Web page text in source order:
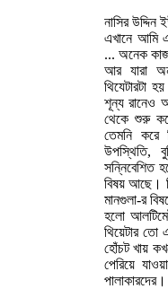
নাসির
এখানে আমি
... অনেক
আর যারা
থিযেটারটা
শূন্য রানেও
থেকে শুরু
তেমনি করে
উপস্থিতি,
সন্নিবেশিত
বিষয় আছে।
মানগুলা-র
হলো
থিয়েটার তো
হোঁচট খায়
পেরিয়ে